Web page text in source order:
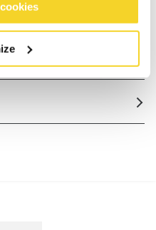
bikinibroekje van